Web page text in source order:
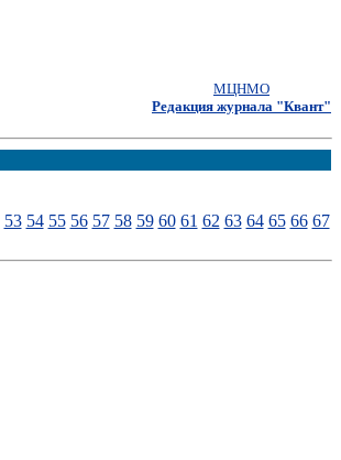
МЦНМО
Редакция журнала "Квант"
53 54 55 56 57 58 59 60 61 62 63 64 65 66 67